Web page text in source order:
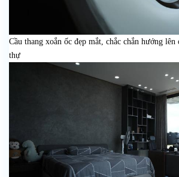
Cầu thang xoắn ốc đẹp mắt, chắc chắn hướng lên
thự